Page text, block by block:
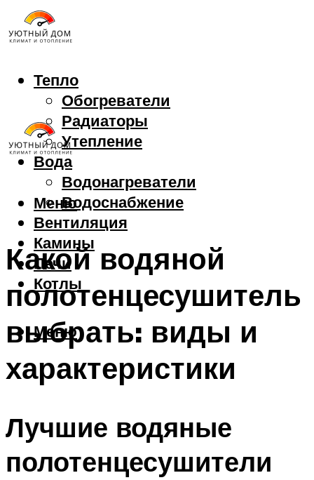
Тепло
Обогреватели
Радиаторы
Утепление
Вода
Водонагреватели
Водоснабжение
Вентиляция
Камины
Печи
Котлы
Меню
Меню
Какой водяной
полотенцесушитель
выбрать: виды и
характеристики
Лучшие водяные
полотенцесушители